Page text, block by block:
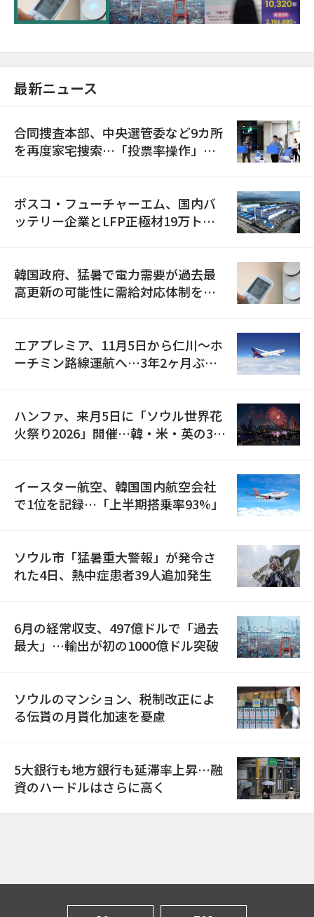
最新ニュース
合同捜査本部、中央選管委など9カ所
を再度家宅捜索…「投票率操作」の
ポスコ・フューチャーエム、国内バ
ッテリー企業とLFP正極材19万トン
韓国政府、猛暑で電力需要が過去最
高更新の可能性に需給対応体制を点
エアプレミア、11月5日から仁川〜ホ
ーチミン路線運航へ…3年2ヶ月ぶり
ハンファ、来月5日に「ソウル世界花
火祭り2026」開催…韓・米・英の3カ
イースター航空、韓国国内航空会社
で1位を記録…「上半期搭乗率93%」
ソウル市「猛暑重大警報」が発令さ
れた4日、熱中症患者39人追加発生
6月の経常収支、497億ドルで「過去
最大」…輸出が初の1000億ドル突破
ソウルのマンション、税制改正によ
る伝貰の月貰化加速を憂慮
5大銀行も地方銀行も延滞率上昇…融
資のハードルはさらに高く